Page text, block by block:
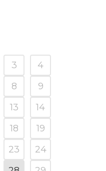
3
4
8
9
13
14
18
19
23
24